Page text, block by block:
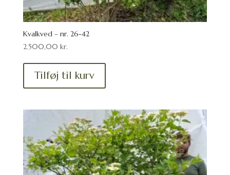
Kvalkved – nr. 26-42
2.500,00 kr.
Tilføj til kurv